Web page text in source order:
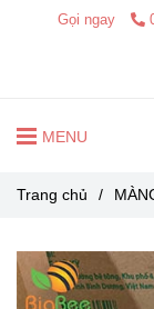
Gọi ngay
MENU
Trang chủ /